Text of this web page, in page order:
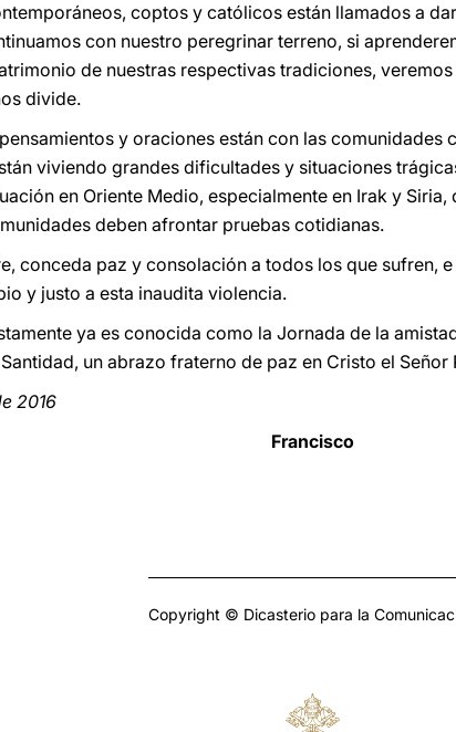
coptos y católicos están llamados a
con nuestro peregrinar terreno, si
de nuestras respectivas tradiciones,
divide.
y oraciones están con las comunidades
viviendo grandes dificultades y situaciones
en Oriente Medio, especialmente en Irak y
deben afrontar pruebas cotidianas.
conceda paz y consolación a todos los que sufren,
y justo a esta inaudita violencia.
ya es conocida como la Jornada de la
un abrazo fraterno de paz en Cristo el Señor
2016
Francisco
Copyright © Dicasterio para la